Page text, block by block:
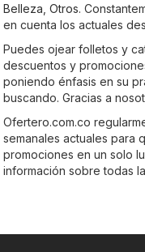
Belleza Otros.
en cuenta los actuales
Puedes ojear folletos y
descuentos y
poniendo énfasis en su
buscando. Gracias a
Ofertero.com.co
semanales actuales para
promociones en un solo
información sobre todas